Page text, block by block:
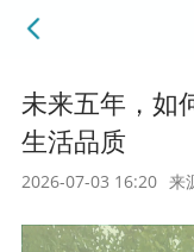
未来五年，如
生活品质
2026-07-03 16:20 来